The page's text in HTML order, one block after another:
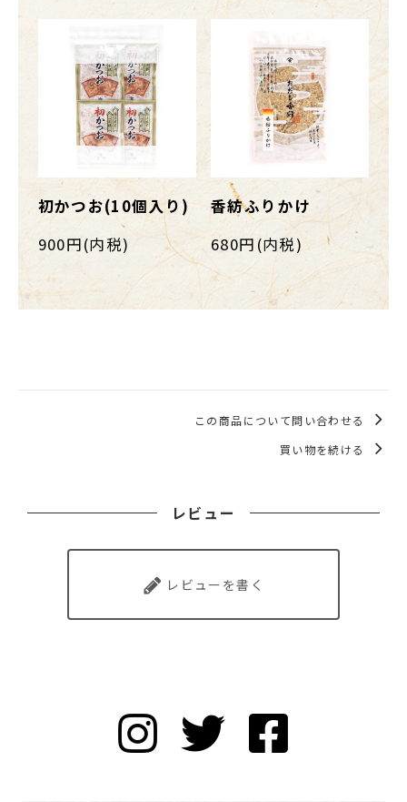
初かつお(10個入り)
900円(内税)
香紡ふりかけ
680円(内税)
この商品について問い合わせる
買い物を続ける
レビュー
レビューを書く